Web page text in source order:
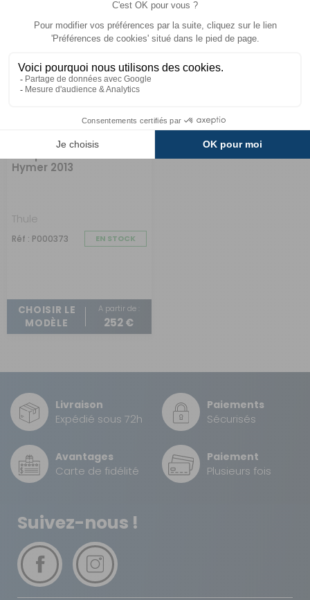
Hymer 2013
Thule
Réf : P000373 EN STOCK
CHOISIR LE
MODÈLE
A partir de :
252 €
Livraison
Expédié sous 72h
Paiements
Sécurisés
Avantages
Carte de fidélité
Paiement
Plusieurs fois
Suivez-nous !